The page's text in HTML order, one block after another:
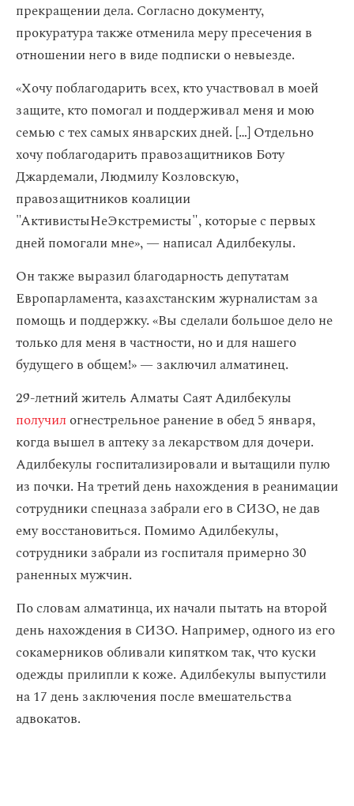
прекращении дела. Согласно документу,
прокуратура также отменила меру пресечения в
отношении него в виде подписки о невыезде.
«Хочу поблагодарить всех, кто участвовал в моей
защите, кто помогал и поддерживал меня и мою
семью с тех самых январских дней. […] Отдельно
хочу поблагодарить правозащитников Боту
Джардемали, Людмилу Козловскую,
правозащитников коалиции
"АктивистыНеЭкстремисты", которые с первых
дней помогали мне», — написал Адилбекулы.
Он также выразил благодарность депутатам
Европарламента, казахстанским журналистам за
помощь и поддержку. «Вы сделали большое дело не
только для меня в частности, но и для нашего
будущего в общем!» — заключил алматинец.
29-летний житель Алматы Саят Адилбекулы
получил огнестрельное ранение в обед 5 января,
когда вышел в аптеку за лекарством для дочери.
Адилбекулы госпитализировали и вытащили пулю
из почки. На третий день нахождения в реанимации
сотрудники спецназа забрали его в СИЗО, не дав
ему восстановиться. Помимо Адилбекулы,
сотрудники забрали из госпиталя примерно 30
раненных мужчин.
По словам алматинца, их начали пытать на второй
день нахождения в СИЗО. Например, одного из его
сокамерников обливали кипятком так, что куски
одежды прилипли к коже. Адилбекулы выпустили
на 17 день заключения после вмешательства
адвокатов.